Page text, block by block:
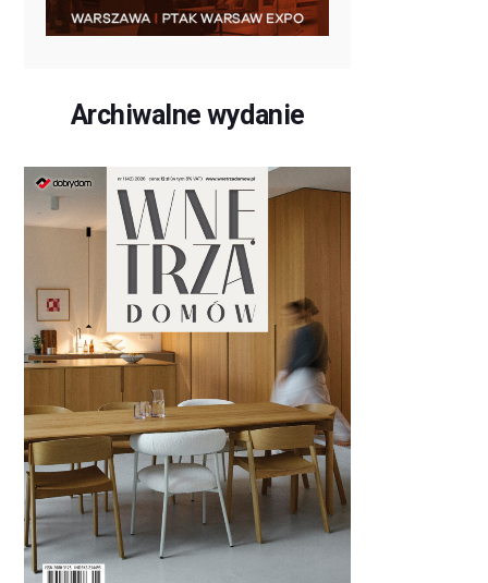
Archiwalne wydanie